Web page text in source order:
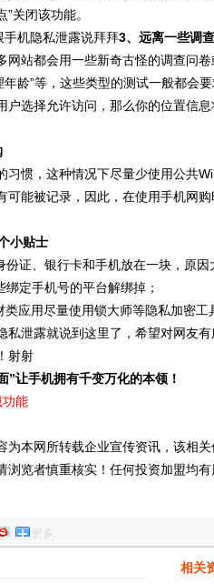
闭该功能。
3、远离一些调
网站都会用一些新奇古怪的调查问
年龄”等，这些类型的测试一般都会
户选择允许访问，那么你的位置信
习惯，这种情况下尽量少使用公共
可能被记录，因此，在使用手机网
小贴士
证、银行卡和手机放在一块，原因
定手机号的平台解绑掉；
应用尽量使用锁大师等隐私加密工
私泄露就说到这里了，希望对网友
射射
”让手机拥有千变万化的本领！
能
为本网所转载企业宣传资讯，该相
浏览者慎重核实！任何投资加盟均
更多
相关